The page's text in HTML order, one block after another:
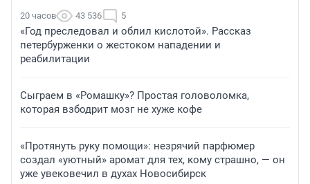
20 часов 43 536 5
«Год преследовал и облил кислотой». Рассказ
петербурженки о жестоком нападении и
реабилитации
Сыграем в «Ромашку»? Простая головоломка,
которая взбодрит мозг не хуже кофе
«Протянуть руку помощи»: незрячий парфюмер
создал «уютный» аромат для тех, кому страшно, — он
уже увековечил в духах Новосибирск